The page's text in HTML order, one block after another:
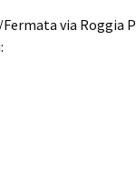
via Roggia